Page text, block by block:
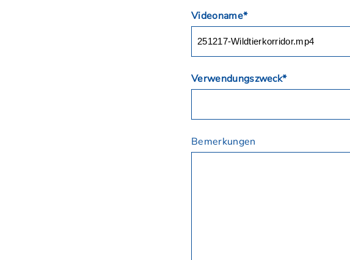
Videoname*
Verwendungszweck*
Bemerkungen